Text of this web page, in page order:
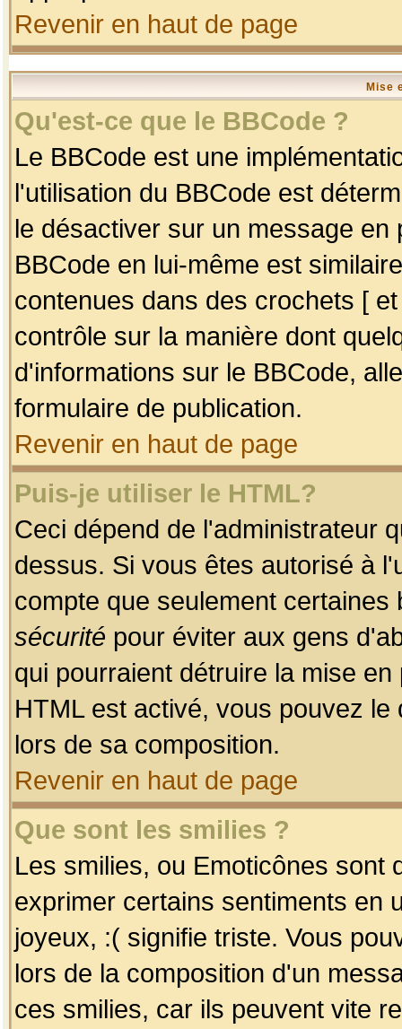
Revenir en haut de page
Mise
Qu'est-ce que le BBCode ?
Le BBCode est une
l'utilisation du BBCode est
le désactiver sur un message
BBCode en lui-même est
contenues dans des crochets [
contrôle sur la manière dont
d'informations sur le BBCode,
formulaire de publication.
Revenir en haut de page
Puis-je utiliser le HTML?
Ceci dépend de l'administrateur
dessus. Si vous êtes autorisé à
compte que seulement
sécurité pour éviter aux gens
qui pourraient détruire la mise
HTML est activé, vous pouvez
lors de sa composition.
Revenir en haut de page
Que sont les smilies ?
Les smilies, ou Emoticônes sont
exprimer certains sentiments en
joyeux, :( signifie triste. Vous
lors de la composition d'un
ces smilies, car ils peuvent vite